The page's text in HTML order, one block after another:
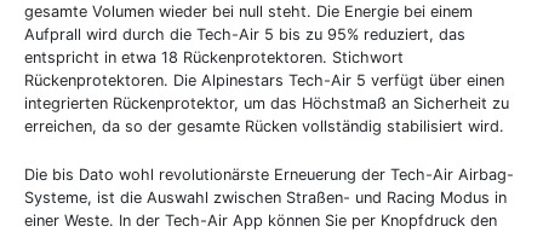
gesamte Volumen wieder bei null steht. Die Energie bei einem
Aufprall wird durch die Tech-Air 5 bis zu 95% reduziert, das
entspricht in etwa 18 Rückenprotektoren. Stichwort
Rückenprotektoren. Die Alpinestars Tech-Air 5 verfügt über einen
integrierten Rückenprotektor, um das Höchstmaß an Sicherheit zu
erreichen, da so der gesamte Rücken vollständig stabilisiert wird.
Die bis Dato wohl revolutionärste Erneuerung der Tech-Air Airbag-
Systeme, ist die Auswahl zwischen Straßen- und Racing Modus in
einer Weste. In der Tech-Air App können Sie per Knopfdruck den